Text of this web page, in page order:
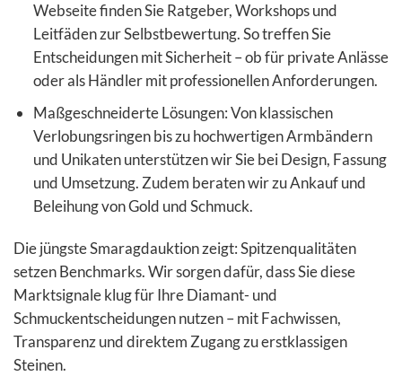
Webseite finden Sie Ratgeber, Workshops und
Leitfäden zur Selbstbewertung. So treffen Sie
Entscheidungen mit Sicherheit – ob für private Anlässe
oder als Händler mit professionellen Anforderungen.
Maßgeschneiderte Lösungen: Von klassischen
Verlobungsringen bis zu hochwertigen Armbändern
und Unikaten unterstützen wir Sie bei Design, Fassung
und Umsetzung. Zudem beraten wir zu Ankauf und
Beleihung von Gold und Schmuck.
Die jüngste Smaragdauktion zeigt: Spitzenqualitäten
setzen Benchmarks. Wir sorgen dafür, dass Sie diese
Marktsignale klug für Ihre Diamant- und
Schmuckentscheidungen nutzen – mit Fachwissen,
Transparenz und direktem Zugang zu erstklassigen
Steinen.